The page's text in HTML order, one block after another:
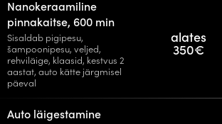
Nanokeraamiline
pinnakaitse, 600 min
Sisaldab pigipesu,
šampoonipesu, veljed,
rehviläige, klaasid, kestvus 2
aastat, auto kätte järgmisel
päeval
alates
350€
Auto läigestamine